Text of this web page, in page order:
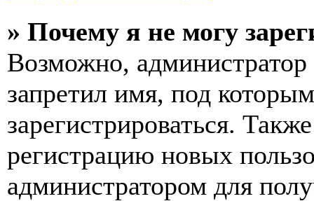
» Почему я не могу
Возможно,
запретил имя, под
зарегистрироваться.
регистрацию новых
администратором для